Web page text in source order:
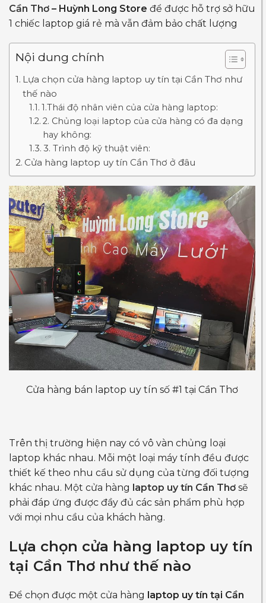
Cần Thơ – Huỳnh Long Store để được hỗ trợ sở hữu
1 chiếc laptop giá rẻ mà vẫn đảm bảo chất lượng
Nội dung chính
Lựa chọn cửa hàng laptop uy tín tại Cần Thơ như
thế nào
1.Thái độ nhân viên của cửa hàng laptop:
2. Chủng loại laptop của cửa hàng có đa dạng
hay không:
3. Trình độ kỹ thuật viên:
Cửa hàng laptop uy tín Cần Thơ ở đâu
Cửa hàng bán laptop uy tín số #1 tại Cần Thơ
Trên thị trường hiện nay có vô vàn chủng loại
laptop khác nhau. Mỗi một loại máy tính đều được
thiết kế theo nhu cầu sử dụng của từng đối tượng
khác nhau. Một cửa hàng laptop uy tín Cần Thơ sẽ
phải đáp ứng được đầy đủ các sản phẩm phù hợp
với mọi nhu cầu của khách hàng.
Lựa chọn cửa hàng laptop uy tín
tại Cần Thơ như thế nào
Để chọn được một cửa hàng laptop uy tín tại Cần